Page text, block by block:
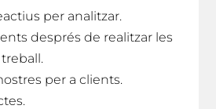
per analitzar.
després de realitzar les
per a clients.